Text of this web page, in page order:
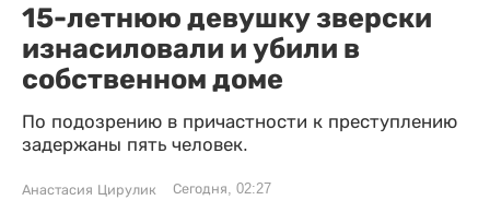
15-летнюю девушку зверски
изнасиловали и убили в
собственном доме
По подозрению в причастности к преступлению
задержаны пять человек.
Анастасия Цирулик Сегодня, 02:27